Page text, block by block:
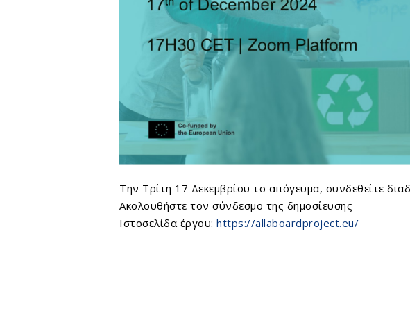
Την Τρίτη 17 Δεκεμβρίου το απόγευμα, συνδεθείτε
Ακολουθήστε τον σύνδεσμο της δημοσίευσης
Ιστοσελίδα έργου:https://allaboardproject.eu/